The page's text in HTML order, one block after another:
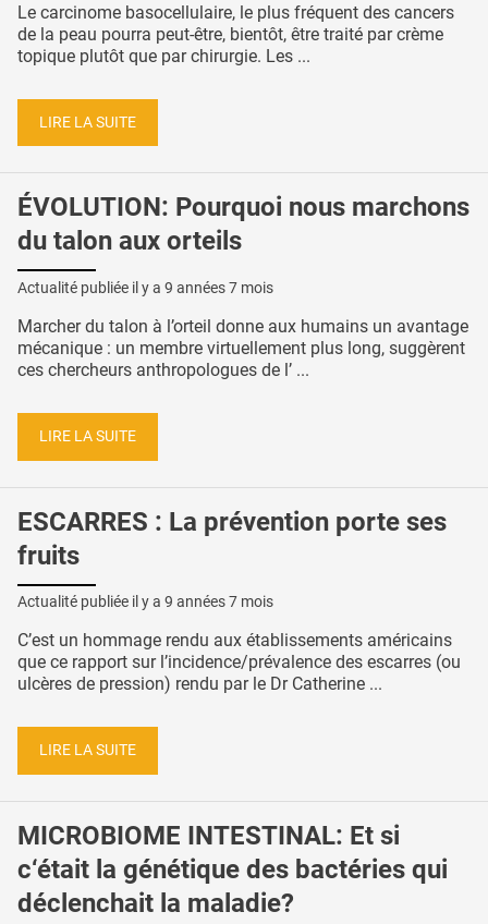
Le carcinome basocellulaire, le plus fréquent des cancers
de la peau pourra peut-être, bientôt, être traité par crème
topique plutôt que par chirurgie. Les ...
LIRE LA SUITE
ÉVOLUTION: Pourquoi nous marchons
du talon aux orteils
Actualité publiée il y a 9 années 7 mois
Marcher du talon à l’orteil donne aux humains un avantage
mécanique : un membre virtuellement plus long, suggèrent
ces chercheurs anthropologues de l’ ...
LIRE LA SUITE
ESCARRES : La prévention porte ses
fruits
Actualité publiée il y a 9 années 7 mois
C’est un hommage rendu aux établissements américains
que ce rapport sur l’incidence/prévalence des escarres (ou
ulcères de pression) rendu par le Dr Catherine ...
LIRE LA SUITE
MICROBIOME INTESTINAL: Et si
c‘était la génétique des bactéries qui
déclenchait la maladie?